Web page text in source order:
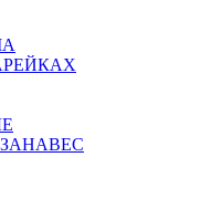
ЗАНАВЕС